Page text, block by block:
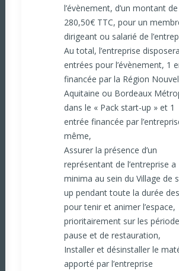
l’évènement, d’un montant de
280,50€ TTC, pour un
dirigeant ou salarié de
Au total, l’entreprise
entrées pour l’évènement, 1
financée par la Région
Aquitaine ou Bordeaux
dans le « Pack start-up » et 1
entrée financée par
même,
Assurer la présence d’un
représentant de l’entreprise a
minima au sein du Village de
up pendant toute la durée
pour tenir et animer l’espace,
prioritairement sur les
pause et de restauration,
Installer et désinstaller le
apporté par l’entreprise